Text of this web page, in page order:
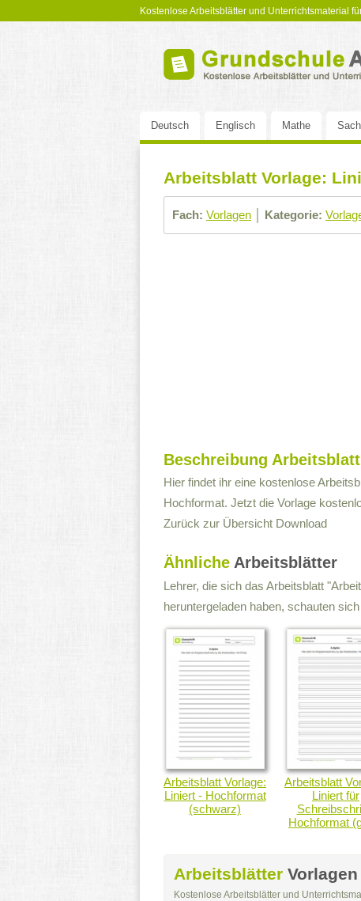
Kostenlose Arbeitsblätter und Unterrichtsmaterial
Deutsch Englisch Mathe
Arbeitsblatt Vorlage:
Fach: Vorlagen Kategorie:
Beschreibung Arbeitsblatt
Hier findet ihr eine kostenlose
Hochformat. Jetzt die Vorlage
Zurück zur Übersicht Download
Ähnliche Arbeitsblätter
Lehrer, die sich das Arbeitsblatt
heruntergeladen haben, schauten
Arbeitsblatt Vorlage:
Liniert - Hochformat
(schwarz)
Arbeitsblatt
Liniert für
Hochformat
Arbeitsblätter Vorlagen
Kostenlose Arbeitsblätter und